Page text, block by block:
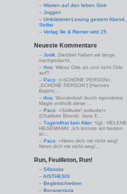
Warten auf den lieben Gott
Joggen
Umblätterer-Lesung gestern Abend,
Setlist
Verlag Ille & Riemer wird 25
Neueste Kommentare
Josik: Darüber haben wir lange
nachgedacht.
thra: Wieso Ode an und nicht Ode
auf?
Paco: (»SCHÖNE PERSON«,
„SCHÖNE PERSON“) [Hannes
Bajohr,...
thra: Wunderbar! durch irgendeine
Magie enthüllt diese ...
Paco: »Solitude! solitude!«
(Charlotte Brontë: Jane E...
Tugendhat kein Alter: Vgl.: HELENE
HEGEMANN: „Ich konnte am besten
sc...
Paco: »Nimm dich mir nicht weg!
Nimm dich mir nicht weg!...
Run, Feuilleton, Run!
54books
AISTHESIS
Begleitschreiben
Bonaventura